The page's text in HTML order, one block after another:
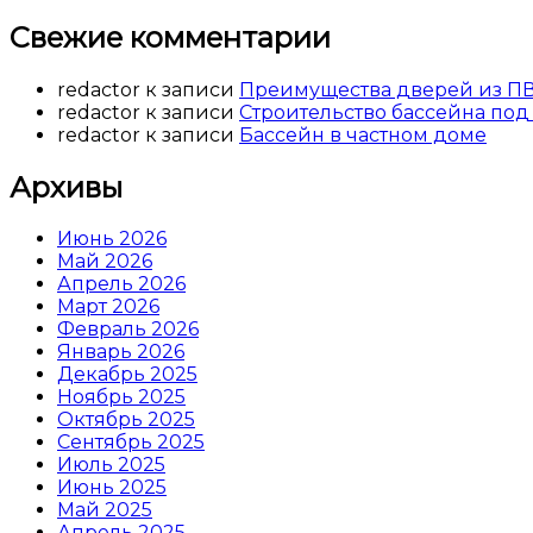
Свежие комментарии
redactor к записи Преимущества дверей из
redactor к записи Строительство бассейна
redactor к записи Бассейн в частном доме
Архивы
Июнь 2026
Май 2026
Апрель 2026
Март 2026
Февраль 2026
Январь 2026
Декабрь 2025
Ноябрь 2025
Октябрь 2025
Сентябрь 2025
Июль 2025
Июнь 2025
Май 2025